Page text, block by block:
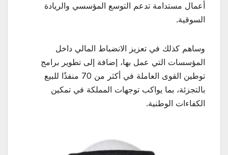
أعمال مستدامة تدعم التوسع المؤسسي والريادة
السوقية.
وساهم كذلك في تعزيز الانضباط المالي داخل
المؤسسات التي عمل بها، إضافة إلى تطوير برامج
توطين القوى العاملة في أكثر من 70 منفذًا للبيع
بالتجزئة، بما يواكب توجهات المملكة في تمكين
الكفاءات الوطنية.